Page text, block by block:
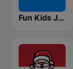
Fun Kids Junior